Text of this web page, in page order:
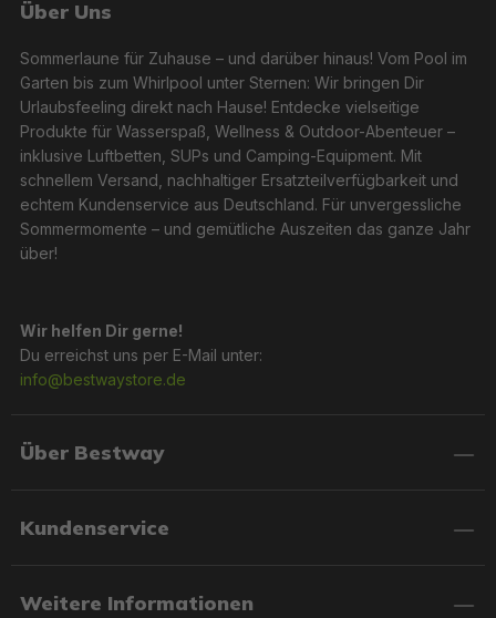
Über Uns
Sommerlaune für Zuhause – und darüber hinaus! Vom Pool im
Garten bis zum Whirlpool unter Sternen: Wir bringen Dir
Urlaubsfeeling direkt nach Hause! Entdecke vielseitige
Produkte für Wasserspaß, Wellness & Outdoor-Abenteuer –
inklusive Luftbetten, SUPs und Camping-Equipment. Mit
schnellem Versand, nachhaltiger Ersatzteilverfügbarkeit und
echtem Kundenservice aus Deutschland. Für unvergessliche
Sommermomente – und gemütliche Auszeiten das ganze Jahr
über!
Wir helfen Dir gerne!
Du erreichst uns per E-Mail unter:
info@bestwaystore.de
Über Bestway
Kundenservice
Weitere Informationen